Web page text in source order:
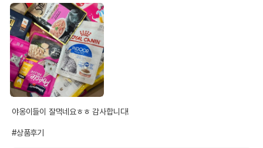
야옹이들이 잘먹네요ㅎㅎ 감사합니다!
#상품후기